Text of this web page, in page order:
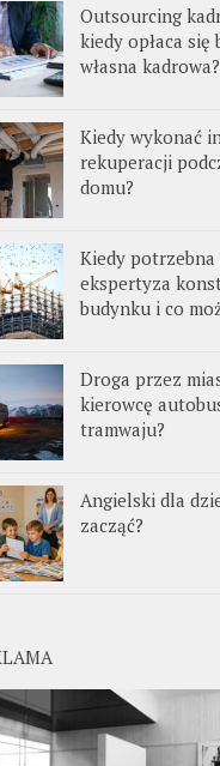
Outsourcing
kiedy opłaca się
własna kadrowa?
Kiedy wykonać
rekuperacji
domu?
Kiedy potrzebna
ekspertyza
budynku i co
Droga przez
kierowcę
tramwaju?
Angielski dla
zacząć?